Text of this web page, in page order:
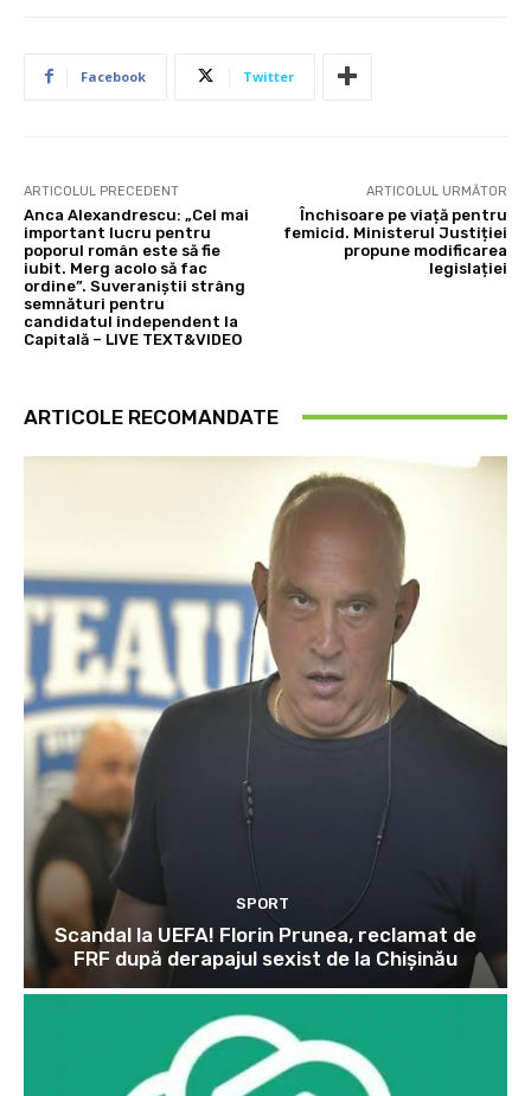
Facebook Twitter
ARTICOLUL PRECEDENT
Anca Alexandrescu: „Cel mai
important lucru pentru
poporul român este să fie
iubit. Merg acolo să fac
ordine”. Suveraniștii strâng
semnături pentru
candidatul independent la
Capitală – LIVE TEXT&VIDEO
ARTICOLUL URMĂTOR
Închisoare pe viață pentru
femicid. Ministerul Justiției
propune modificarea
legislației
ARTICOLE RECOMANDATE
SPORT
Scandal la UEFA! Florin Prunea, reclamat de
FRF după derapajul sexist de la Chișinău